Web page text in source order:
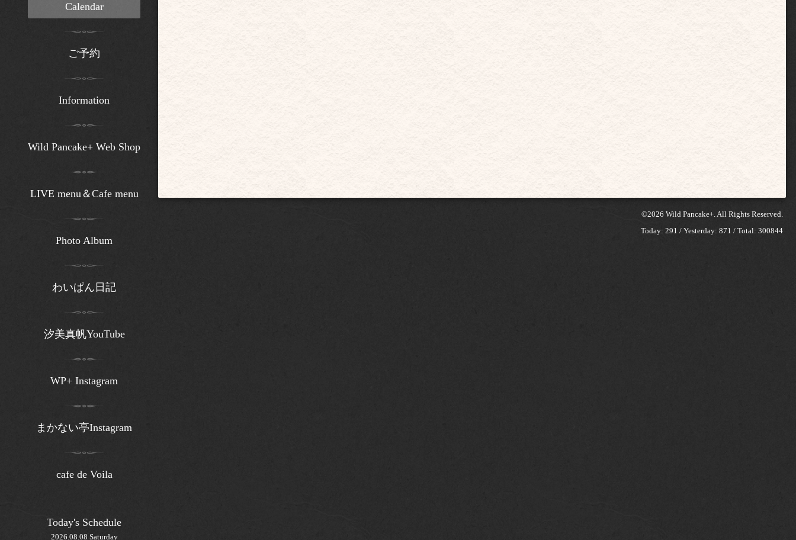
©2026 Wild Pancake+. All Rights Reserved.
Today: 291 / Yesterday: 871 / Total: 300844
Calendar
ご予約
Information
Wild Pancake+ Web Shop
LIVE menu＆Cafe menu
Photo Album
わいぱん日記
汐美真帆YouTube
WP+ Instagram
まかない亭Instagram
cafe de Voila
Today's Schedule
2026.08.08 Saturday